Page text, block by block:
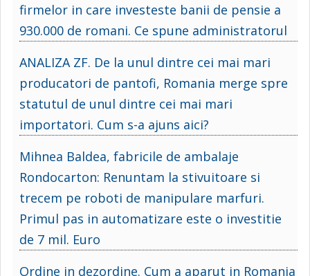
firmelor in care investeste banii de pensie a
930.000 de romani. Ce spune administratorul
ANALIZA ZF. De la unul dintre cei mai mari
producatori de pantofi, Romania merge spre
statutul de unul dintre cei mai mari
importatori. Cum s-a ajuns aici?
Mihnea Baldea, fabricile de ambalaje
Rondocarton: Renuntam la stivuitoare si
trecem pe roboti de manipulare marfuri.
Primul pas in automatizare este o investitie
de 7 mil. Euro
Ordine in dezordine. Cum a aparut in Romania